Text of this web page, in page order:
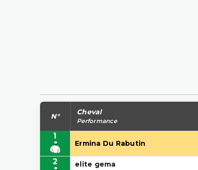
N° Cheval
Performance
1
Ermina Du Rabutin
2 elite gema